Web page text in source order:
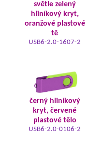
světle zelený
hliníkový kryt,
oranžové plastové
tě
USB6-2.0-1607-2
černý hliníkový
kryt, červené
plastové tělo
USB6-2.0-0106-2